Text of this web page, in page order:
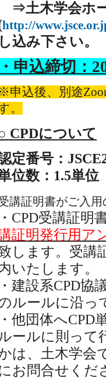
⇒土木学会ホ
http://
し込み下さい。
・申込締切：
※申込後、別途
。
CPDについて
定番号：
位数：1.5単位
講証明書がご入用
・CPD受講証明
証明発行用ア
します。受講
いたします。
・建設系CPD協
ルールに沿っ
・他団体へ
ールに則って
は、土木学会
お問合せくだ